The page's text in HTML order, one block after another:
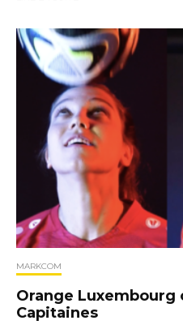
MARKCOM
Orange Luxembourg
Capitaines